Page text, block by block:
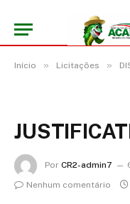
Início » Licitações »
Por CR2-admin7
Nenhum comentário